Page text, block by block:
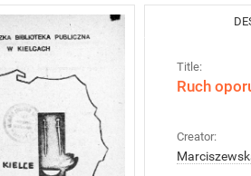
Title:
Ruch
Creator: